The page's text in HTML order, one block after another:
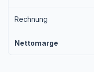
Rechnung
Nettomarge